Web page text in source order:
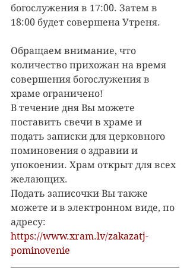
богослужения в 17:00. Затем в
18:00 будет совершена Утреня.
Обращаем внимание, что
количество прихожан на время
совершения богослужения в
храме ограничено!
В течение дня Вы можете
поставить свечи в храме и
подать записки для церковного
поминовения о здравии и
упокоении. Храм открыт для всех
желающих.
Подать записочки Вы также
можете и в электронном виде, по
адресу:
https://www.xram.lv/zakazatj-
pominovenie